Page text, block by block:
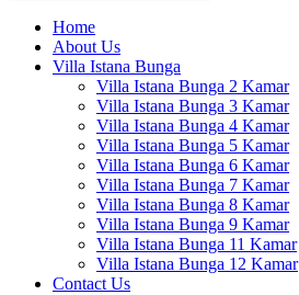
Menu
Home
About Us
Villa Istana Bunga
Villa Istana Bunga 2 Kamar
Villa Istana Bunga 3 Kamar
Villa Istana Bunga 4 Kamar
Villa Istana Bunga 5 Kamar
Villa Istana Bunga 6 Kamar
Villa Istana Bunga 7 Kamar
Villa Istana Bunga 8 Kamar
Villa Istana Bunga 9 Kamar
Villa Istana Bunga 11 Kamar
Villa Istana Bunga 12 Kamar
Contact Us